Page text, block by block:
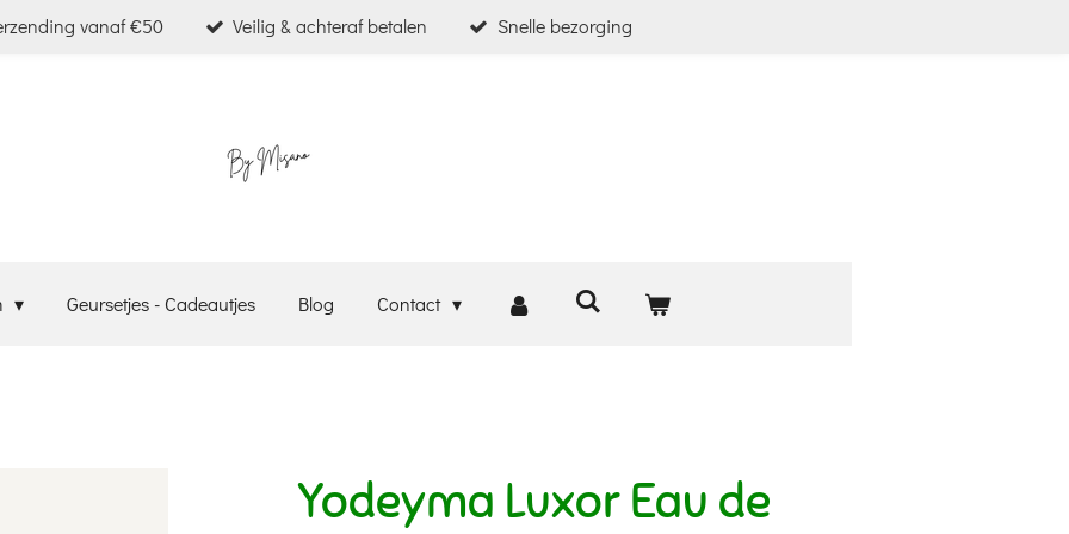
vanaf €50 Veilig & achteraf betalen Snelle bezorging
Geursetjes - Cadeautjes Blog Contact
Yodeyma Luxor Eau de